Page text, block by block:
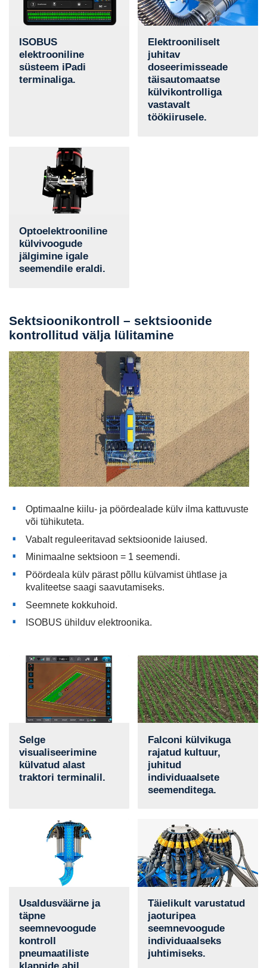
ISOBUS
elektrooniline
süsteem iPadi
terminaliga.
Elektrooniliselt
juhitav
doseerimisseade
täisautomaatse
külvikontrolliga
vastavalt
töökiirusele.
Optoelektrooniline
külvivoogude
jälgimine igale
seemendile eraldi.
Sektsioonikontroll – sektsioonide
kontrollitud välja lülitamine
Optimaalne kiilu- ja pöördealade külv ilma kattuvuste
või tühikuteta.
Vabalt reguleeritavad sektsioonide laiused.
Minimaalne sektsioon = 1 seemendi.
Pöördeala külv pärast põllu külvamist ühtlase ja
kvaliteetse saagi saavutamiseks.
Seemnete kokkuhoid.
ISOBUS ühilduv elektroonika.
Selge
visualiseerimine
külvatud alast
traktori terminalil.
Falconi külvikuga
rajatud kultuur,
juhitud
individuaalsete
seemenditega.
Usaldusväärne ja
täpne
seemnevoogude
kontroll
pneumaatiliste
Täielikult varustatud
jaoturipea
seemnevoogude
individuaalseks
juhtimiseks.